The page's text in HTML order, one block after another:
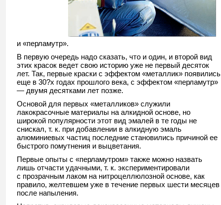
и «перламутр».
В первую очередь надо сказать, что и один, и второй вид
этих красок ведет свою историю уже не первый десяток
лет. Так, первые краски с эффектом «металлик» появились
еще в 30?х годах прошлого века, с эффектом «перламутр»
— двумя десятками лет позже.
Основой для первых «металликов» служили
лакокрасочные материалы на алкидной основе, но
широкой популярности этот вид эмалей в те годы не
снискал, т. к. при добавлении в алкидную эмаль
алюминиевых частиц последние становились причиной ее
быстрого помутнения и выцветания.
Первые опыты с «перламутром» также можно назвать
лишь отчасти удачными, т. к. экспериментировали
с прозрачным лаком на нитроцеллюлозной основе, как
правило, желтевшем уже в течение первых шести месяцев
после напыления.